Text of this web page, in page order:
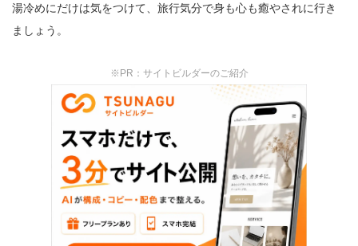
湯冷めにだけは気をつけて、旅行気分で身も心も癒やされに行き
ましょう。
※PR：サイトビルダーのご紹介